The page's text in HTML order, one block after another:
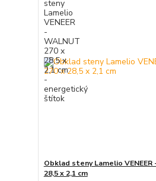
Obklad steny Lamelio VENEER
28,5 x 2,1 cm